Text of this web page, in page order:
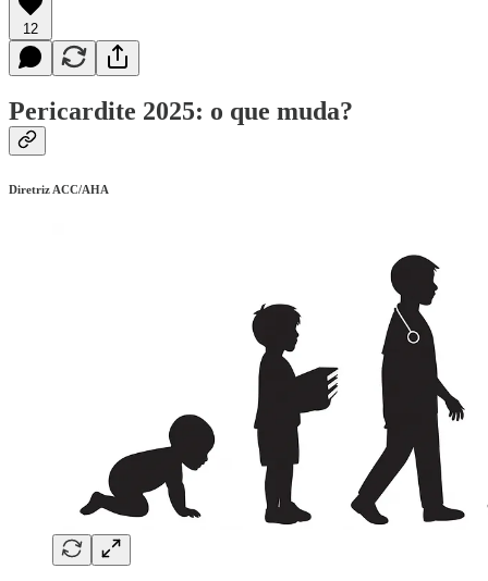
12
Pericardite 2025: o que muda?
Diretriz ACC/AHA